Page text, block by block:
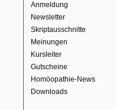
Anmeldung
Newsletter
Skriptausschnitte
Meinungen
Kursleiter
Gutscheine
Homöopathie-News
Downloads